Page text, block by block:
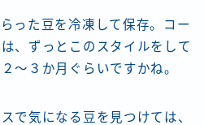
った豆を冷凍して保存。コー
、ずっとこのスタイルをして
～３か月ぐらいですかね。
で気になる豆を見つけては、